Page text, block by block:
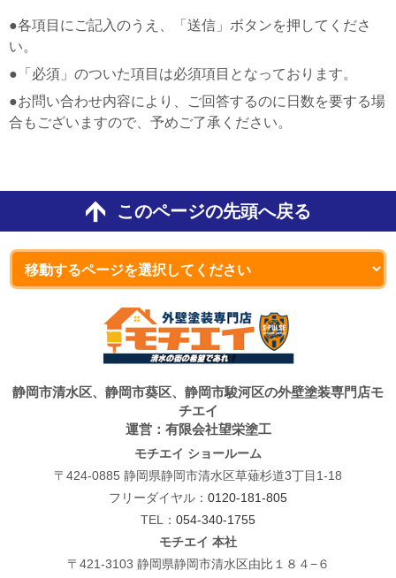
●各項目にご記入のうえ、「送信」ボタンを押してくださ
い。
●「必須」のついた項目は必須項目となっております。
●お問い合わせ内容により、ご回答するのに日数を要する場
合もございますので、予めご了承ください。
このページの先頭へ戻る
静岡市清水区、静岡市葵区、静岡市駿河区の外壁塗装専門店モ
チエイ
運営：有限会社望栄塗工
モチエイ ショールーム
〒424-0885 静岡県静岡市清水区草薙杉道3丁目1-18
フリーダイヤル： 0120-181-805
TEL： 054-340-1755
モチエイ 本社
〒421-3103 静岡県静岡市清水区由比１８４−６